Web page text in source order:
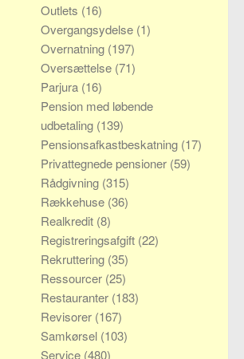
Outlets (16)
Overgangsydelse (1)
Overnatning (197)
Oversættelse (71)
Parjura (16)
Pension med løbende
udbetaling (139)
Pensionsafkastbeskatning (17)
Privattegnede pensioner (59)
Rådgivning (315)
Rækkehuse (36)
Realkredit (8)
Registreringsafgift (22)
Rekruttering (35)
Ressourcer (25)
Restauranter (183)
Revisorer (167)
Samkørsel (103)
Service (480)